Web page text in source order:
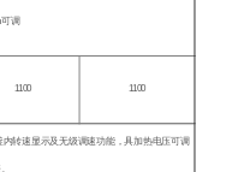
可调
1100 1100
内转速显示及无级调速功能，具加热电压可调